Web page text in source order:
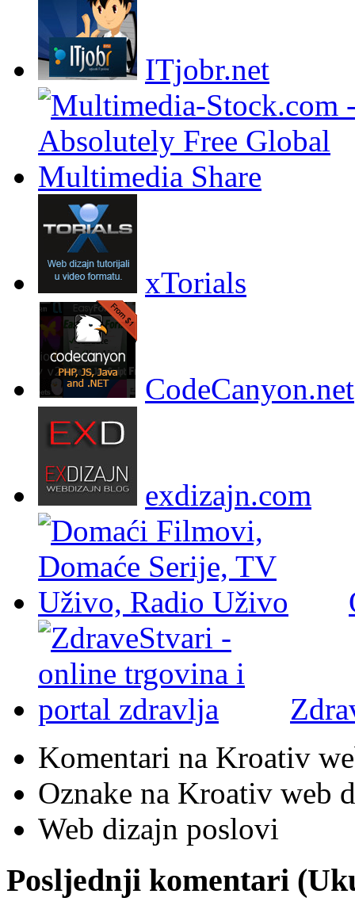
ITjobr.net
xTorials
CodeCanyon.net
exdizajn.com
Komentari na Kroativ
Oznake na Kroativ web
Web dizajn poslovi
Posljednji komentari